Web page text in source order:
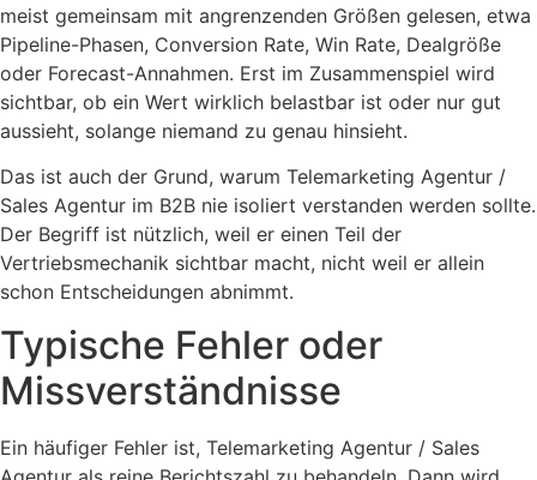
meist gemeinsam mit angrenzenden Größen gelesen, etwa
Pipeline-Phasen, Conversion Rate, Win Rate, Dealgröße
oder Forecast-Annahmen. Erst im Zusammenspiel wird
sichtbar, ob ein Wert wirklich belastbar ist oder nur gut
aussieht, solange niemand zu genau hinsieht.
Das ist auch der Grund, warum Telemarketing Agentur /
Sales Agentur im B2B nie isoliert verstanden werden sollte.
Der Begriff ist nützlich, weil er einen Teil der
Vertriebsmechanik sichtbar macht, nicht weil er allein
schon Entscheidungen abnimmt.
Typische Fehler oder
Missverständnisse
Ein häufiger Fehler ist, Telemarketing Agentur / Sales